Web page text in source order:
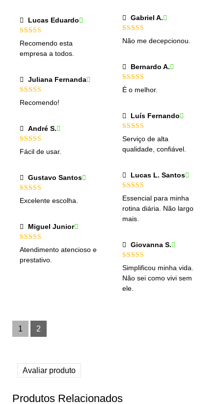
Lucas Eduardo
Avaliação
de 5
Recomendo esta
empresa a todos.
Juliana Fernanda
Avaliação
4de 5
Recomendo!
André S.
Avaliação
de 5
Fácil de usar.
Gustavo Santos
Avaliação
4de 5
Excelente escolha.
Miguel Junior
Avaliação 5
de 5
Atendimento atencioso e
prestativo.
Gabriel A.
Avaliação
de 5
Não me decepcionou.
Bernardo A.
Avaliação
de 5
É o melhor.
Luís Fernando
Avaliação
4de 5
Serviço de alta
qualidade, confiável.
Lucas L. Santos
Avaliação
de 5
Essencial para minha
rotina diária. Não largo
mais.
Giovanna S.
Avaliação
4de 5
Simplificou minha vida.
Não sei como vivi sem
ele.
1 2
Avaliar produto
Produtos Relacionados